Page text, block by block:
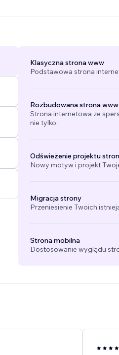
Klasyczna strona www
Podstawowa strona
Rozbudowana strona www
Strona internetowa ze
nie tylko.
Odświeżenie projektu
Nowy motyw i projekt
Migracja strony
Przeniesienie Twoich
Strona mobilna
Dostosowanie wyglądu